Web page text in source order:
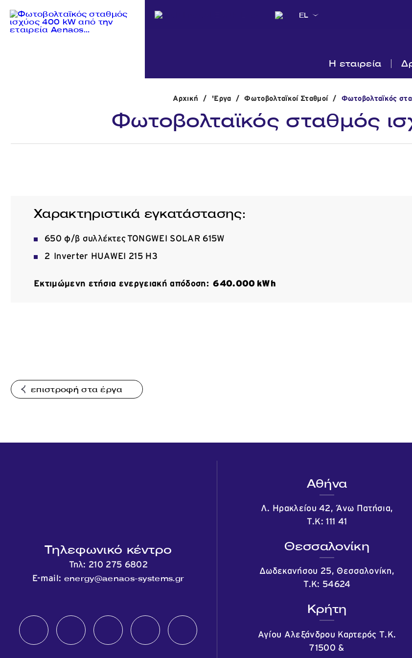
EL
Η εταιρεία
Αρχική / 'Εργα / Φωτοβολταϊκοί Σταθμοί / Φωτοβολταϊκός
Φωτοβολταϊκός σταθμός
Χαρακτηριστικά εγκατάστασης:
650 φ/β συλλέκτες TONGWEI SOLAR 615W
2 Inverter HUAWEI 215 H3
Εκτιμώμενη ετήσια ενεργειακή απόδοση:640.000 kWh
επιστροφή στα έργα
Τηλεφωνικό κέντρο
Τηλ: 210 275 6802
E-mail: energy@aenaos-systems.gr
Αθήνα
Λ. Ηρακλείου 42, Άνω Πατήσια,
Τ.Κ: 111 41
Θεσσαλονίκη
Δωδεκανήσου 25, Θεσσαλονίκη,
Τ.Κ: 54624
Κρήτη
Αγίου Αλεξάνδρου Καρτερός Τ.Κ.
71500 &